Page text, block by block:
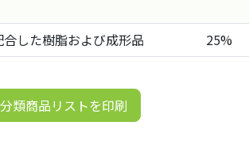
した樹脂および成形品 25%
類商品リストを印刷